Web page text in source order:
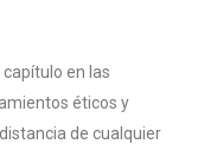
en las
éticos y
de cualquier